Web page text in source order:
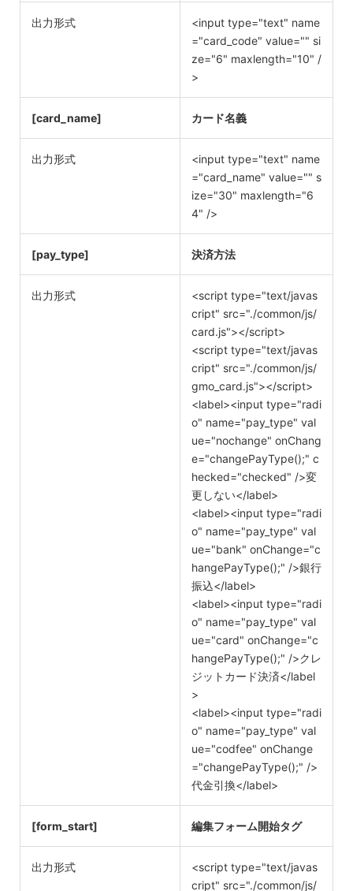
出力形式
<input type="text" name
="card_code" value="" si
ze="6" maxlength="10" /
>
[card_name] カード名義
出力形式
<input type="text" name
="card_name" value="" s
ize="30" maxlength="6
4" />
[pay_type] 決済方法
出力形式
<script type="text/javas
cript" src="./common/js/
card.js"></script>
<script type="text/javas
cript" src="./common/js/
gmo_card.js"></script>
<label><input type="radi
o" name="pay_type" val
ue="nochange" onChang
e="changePayType();" c
hecked="checked" />変
更しない</label>
<label><input type="radi
o" name="pay_type" val
ue="bank" onChange="c
hangePayType();" />銀行
振込</label>
<label><input type="radi
o" name="pay_type" val
ue="card" onChange="c
hangePayType();" />クレ
ジットカード決済</label
>
<label><input type="radi
o" name="pay_type" val
ue="codfee" onChange
="changePayType();" />
代金引換</label>
[form_start] 編集フォーム開始タグ
出力形式
<script type="text/javas
cript" src="./common/js/